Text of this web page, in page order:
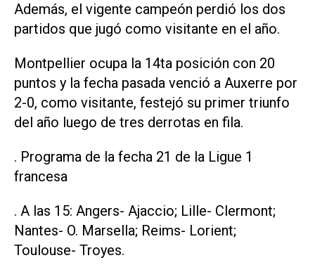
Además, el vigente campeón perdió los dos
partidos que jugó como visitante en el año.
Montpellier ocupa la 14ta posición con 20
puntos y la fecha pasada venció a Auxerre por
2-0, como visitante, festejó su primer triunfo
del año luego de tres derrotas en fila.
. Programa de la fecha 21 de la Ligue 1
francesa
. A las 15: Angers- Ajaccio; Lille- Clermont;
Nantes- O. Marsella; Reims- Lorient;
Toulouse- Troyes.